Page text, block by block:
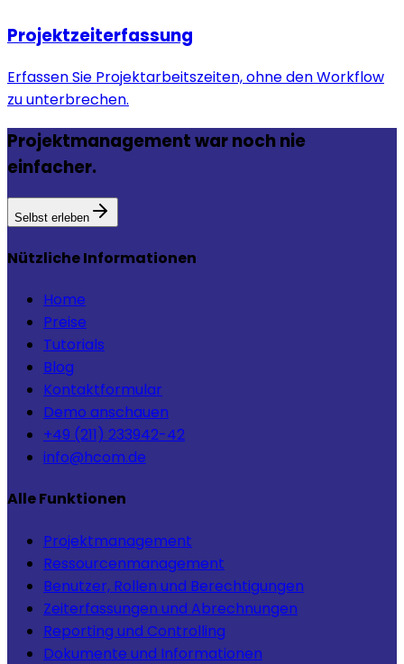
Projektzeiterfassung
Erfassen Sie Projektarbeitszeiten, ohne den Workflow
zu unterbrechen.
Projektmanagement war noch nie
einfacher.
Selbst erleben
Nützliche Informationen
Home
Preise
Tutorials
Blog
Kontaktformular
Demo anschauen
+49 (211) 233942-42
info@hcom.de
Alle Funktionen
Projektmanagement
Ressourcenmanagement
Benutzer, Rollen und Berechtigungen
Zeiterfassungen und Abrechnungen
Reporting und Controlling
Dokumente und Informationen